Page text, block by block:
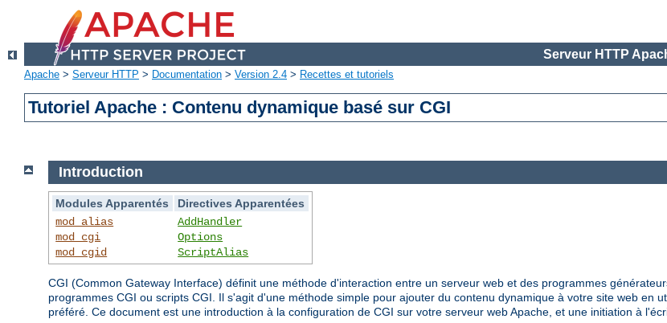
Serveur HTTP
Apache > Serveur HTTP > Documentation > Version 2.4 > Recettes et tutoriels
Tutoriel Apache : Contenu dynamique basé sur CGI
Introduction
Modules Apparentés
Directives Apparentées
mod_alias
mod_cgi
mod_cgid
AddHandler
Options
ScriptAlias
CGI (Common Gateway Interface) définit une méthode d'interaction entre un serveur web et des programmes
programmes CGI ou scripts CGI. Il s'agit d'une méthode simple pour ajouter du contenu dynamique à votre site web en
préféré. Ce document est une introduction à la configuration de CGI sur votre serveur web Apache, et une initiation à